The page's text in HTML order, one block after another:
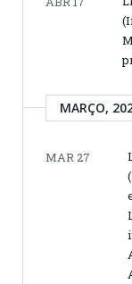
MARÇO,
MAR 27